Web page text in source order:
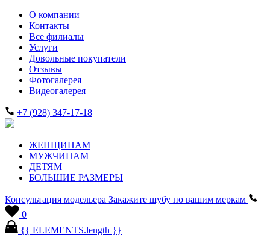
О компании
Контакты
Все филиалы
Услуги
Довольные покупатели
Отзывы
Фотогалерея
Видеогалерея
+7 (928) 347-17-18
ЖЕНЩИНАМ
МУЖЧИНАМ
ДЕТЯМ
БОЛЬШИЕ РАЗМЕРЫ
Консультация модельера Закажите шубу по вашим меркам
0
{{ ELEMENTS.length }}